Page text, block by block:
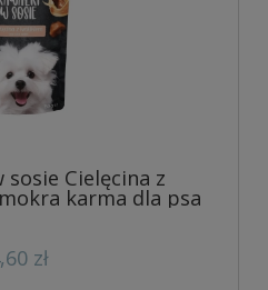
sosie Cielęcina z
karma dla psa
zł